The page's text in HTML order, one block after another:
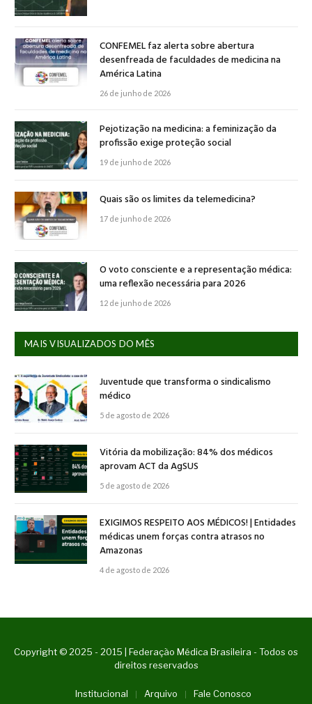
CONFEMEL faz alerta sobre abertura
desenfreada de faculdades de medicina na
América Latina
26 de junho de 2026
Pejotização na medicina: a feminização da
profissão exige proteção social
19 de junho de 2026
Quais são os limites da telemedicina?
17 de junho de 2026
O voto consciente e a representação médica:
uma reflexão necessária para 2026
12 de junho de 2026
MAIS VISUALIZADOS DO MÊS
Juventude que transforma o sindicalismo
médico
5 de agosto de 2026
Vitória da mobilização: 84% dos médicos
aprovam ACT da AgSUS
5 de agosto de 2026
EXIGIMOS RESPEITO AOS MÉDICOS! | Entidades
médicas unem forças contra atrasos no
Amazonas
4 de agosto de 2026
Copyright © 2025 - 2015 | Federação Médica Brasileira - Todos os
direitos reservados
Institucional Arquivo Fale Conosco